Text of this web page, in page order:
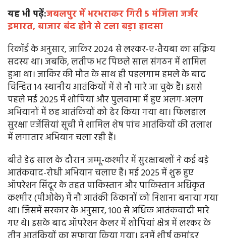
यह भी पढ़ें:जबलपुर में भरभराकर गिरी 5 मंजिला जर्जर
इमारत, बाजार बंद होने से टला बड़ा हादसा
रिकॉर्ड के अनुसार, जाकिर 2024 से लश्कर-ए-तैयबा का सक्रिय
सदस्य था। जबकि, लतीफ भट पिछले साल संगठन में शामिल
हुआ था। जाकिर की मौत के साथ ही पहलगाम हमले के बाद
चिन्हित 14 स्थानीय आतंकियों में से नौ मारे जा चुके हैं। इससे
पहले मई 2025 में शोपियां और पुलवामा में हुए अलग-अलग
अभियानों में छह आतंकियों को ढेर किया गया था। फिलहाल
सुरक्षा एजेंसियां सूची में शामिल शेष पांच आतंकियों की तलाश
में लगातार अभियान चला रही हैं।
बीते डेढ़ साल के दौरान जम्मू-कश्मीर में सुरक्षाबलों ने कई बड़े
आतंकवाद-रोधी अभियान चलाए हैं। मई 2025 में शुरू हुए
ऑपरेशन सिंदूर के तहत पाकिस्तान और पाकिस्तान अधिकृत
कश्मीर (पीओके) में नौ आतंकी ठिकानों को निशाना बनाया गया
था। जिसमें सरकार के अनुसार, 100 से अधिक आतंकवादी मारे
गए थे। इसके बाद ऑपरेशन केलर में शोपियां क्षेत्र में लश्कर के